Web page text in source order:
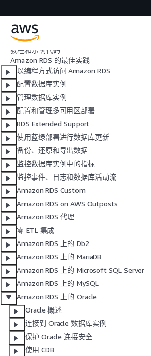
设置
开始使用
教程和示例代码
Amazon RDS 的最佳实践
以编程方式访问 Amazon RDS
配置数据库实例
管理数据库实例
配置和管理多可用区部署
RDS Extended Support
使用蓝绿部署进行数据库更新
备份、还原和导出数据
监控数据库实例中的指标
监控事件、日志和数据库活动流
Amazon RDS Custom
Amazon RDS on AWS Outposts
Amazon RDS 代理
零 ETL 集成
Amazon RDS 上的 Db2
Amazon RDS 上的 MariaDB
Amazon RDS 上的 Microsoft SQL Server
Amazon RDS 上的 MySQL
Amazon RDS 上的 Oracle
Oracle 概述
连接到 Oracle 数据库实例
保护 Oracle 连接安全
使用 CDB